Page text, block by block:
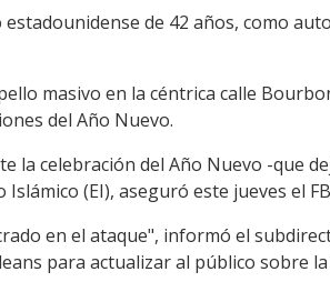
de 42 años, como
masivo en la céntrica calle
del Año Nuevo.
la celebración del Año Nuevo -que
(EI), aseguró este jueves el
en el ataque", informó el
para actualizar al público sobre